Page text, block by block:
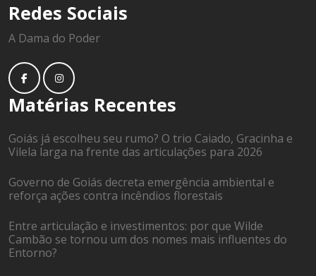
Redes Sociais
A Dama do Poder
Matérias Recentes
Goiás já escolheu seu rumo? O trio Caiado, Gracinha e
Vilela larga na frente das articulações para 2026
Governo de Goiás decreta emergência ambiental e
reforça ações contra incêndios florestais
Entre articulação e investimentos: por que Wilde
Cambão se tornou um dos nomes mais influentes do
Entorno?